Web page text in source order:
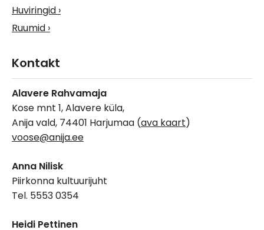
Huviringid
Ruumid
Kontakt
Alavere Rahvamaja
Kose mnt 1, Alavere küla,
Anija vald, 74401 Harjumaa (ava kaart)
voose@anija.ee
Anna Nilisk
Piirkonna kultuurijuht
Tel. 5553 0354
Heidi Pettinen